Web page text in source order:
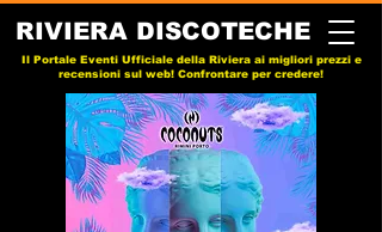
RIVIERA DISCOTECHE
Il Portale Eventi Ufficiale della Riviera ai migliori prezzi e
recensioni sul web! Confrontare per credere!